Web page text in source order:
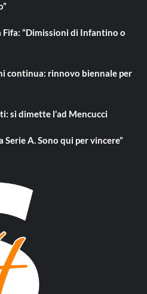
“Dimissioni di Infantino o
continua: rinnovo biennale per
si dimette l’ad Mencucci
A. Sono qui per vincere”